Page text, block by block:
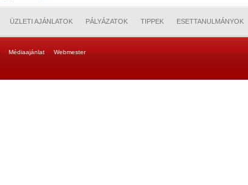
ÜZLETI AJÁNLATOK PÁLYÁZATOK TIPPEK ESETTANULMÁNYOK
Médiaajánlat Webmester